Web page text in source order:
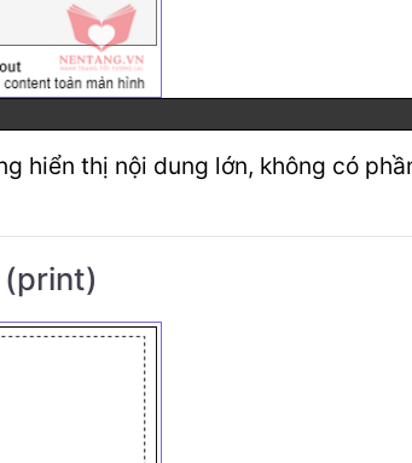
hiển thị nội dung lớn, không có